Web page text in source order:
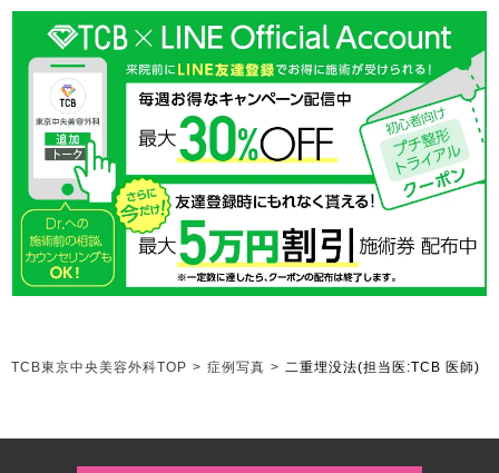
TCB東京中央美容外科TOP > 症例写真 > 二重埋没法(担当医:TCB 医師)